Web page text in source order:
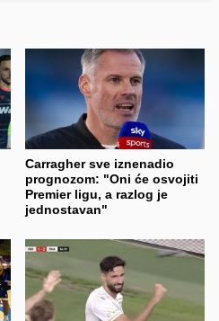
Carragher sve iznenadio
prognozom: "Oni će osvojiti
Premier ligu, a razlog je
jednostavan"